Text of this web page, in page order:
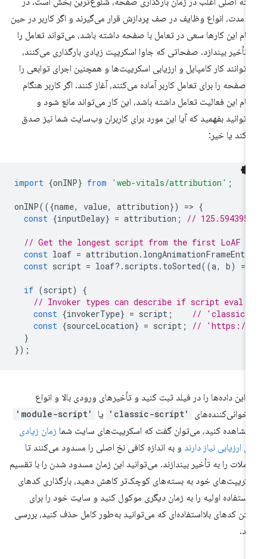
مدت، انواع وظایف در صف پردازش قرار می‌گیرند و اگر کاربر در حین
این کارها سعی در تعامل با صفحه داشته باشد، می‌تواند تعامل را
تأخیر بیندازد. صفحاتی که جاوا اسکریپت زیادی بارگذاری می‌کنند،
کار کامپایل و ارزیابی اسکریپت‌ها و همچنین اجرای توابعی را
صفحه را برای تعامل کاربر آماده می‌کنند، آغاز کنند. اگر کاربر هنگام
این فعالیت تعامل داشته باشد، این کار می‌تواند مانع شود و
بفهمید که آیا این مورد برای کاربران وب‌سایت شما نیز صدق
یا خیر:
import {onINP} from 'web-vitals/attribution'
onINP(({name, value, attribution }) =
const {inputDelay = attribution; //
// Get the longest script from the first LoAF
const loaf = attribution.
const script = loaf?.scripts.toSorted(( a, b
if (script
// Invoker types can describe if script eval
const {invokerType = script
// 'classic-
const {sourceLocation = script;
// 'https://
این داده‌ها را در فیلد ثبت کنید و تأخیرهای ورودی بالا و انواع
'classic-script' یا 'module-script'
مشاهده کنید، می‌توان گفت که اسکریپت‌های سایت شمازمان زیادی
ارزیابی نیاز دارندو به اندازه کافی نخ اصلی را مسدود می‌کنند تا
را به تأخیر بیندازند. می‌توانید این زمان مسدود شدن را با تقسیم
خود به بسته‌های کوچک‌تر کاهش دهید، بارگذاری کدهای
اولیه را به زمان دیگری موکول کنید و سایت خود را برای
کدهای بلااستفاده‌ای که می‌توانید به‌طور کامل حذف کنید، بررسی